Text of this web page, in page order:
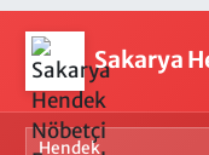
Sakarya